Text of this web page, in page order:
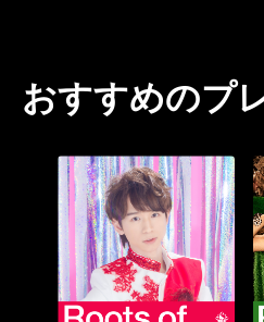
おすすめのプ